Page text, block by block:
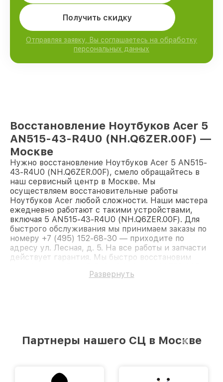
Получить скидку
Отправляя заявку, Вы соглашаетесь на обработку
персональных данных
Восстановление Ноутбуков Acer 5
AN515-43-R4U0 (NH.Q6ZER.00F) —
Москве
Нужно восстановление Ноутбуков Acer 5 AN515-
43-R4U0 (NH.Q6ZER.00F), смело обращайтесь в
наш сервисный центр в Москве. Мы
осуществляем восстановительные работы
Ноутбуков Acer любой сложности. Наши мастера
ежедневно работают с такими устройствами,
включая 5 AN515-43-R4U0 (NH.Q6ZER.00F). Для
быстрого обслуживания мы принимаем заказы по
номеру +7 (495) 152-68-30 — приходите по
адресу ул. Лесная, д. 5. На все работы и запчасти
действует гарантия. Мы быстро восстановим
Развернуть
Партнеры нашего СЦ в Москве